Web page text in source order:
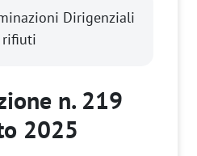
Dirigenziali
rifiuti
n. 219
2025